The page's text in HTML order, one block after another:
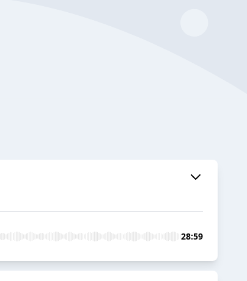
28:59